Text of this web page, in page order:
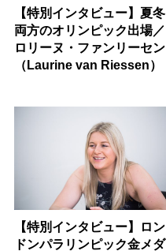
【特別インタビュー】夏冬
両方のオリンピック出場／
ロリーヌ・ファンリーセン
（Laurine van Riessen）
【特別インタビュー】ロン
ドンパラリンピック金メダ